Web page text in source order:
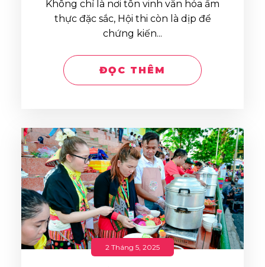
Không chỉ là nơi tôn vinh văn hóa ẩm
thực đặc sắc, Hội thi còn là dịp để
chứng kiến...
ĐỌC THÊM
2 Tháng 5, 2025